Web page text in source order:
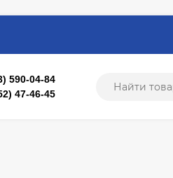
590-04-84
47-46-45